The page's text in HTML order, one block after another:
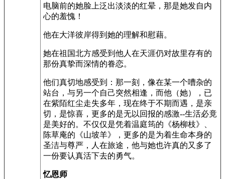
电脑前的她脸上泛出淡淡的红晕，那是她发自内
心的羞愧！
他在大洋彼岸得到她的理解和慰藉。
她在祖国北方感受到他人在天涯仍对故里存有的
那份真挚而深情的眷恋。
他们真切地感受到：那一刻，像在某一个嘈杂的
站台，与另一个自己突然相逢，而他（她），已
在紫陌红尘走失多年，现在终于不期而遇，是亲
切，是惊喜，更多的是无以回报的感激--生活必竟
是美好的。不仅仅是凭着温庭筠的《杨柳枝》、
陈草庵的《山坡羊》，更多的是为着生命本身的
圣洁与尊严，人在旅途，他与她也许真的又多了
一份要认真活下去的勇气。
忆恩师